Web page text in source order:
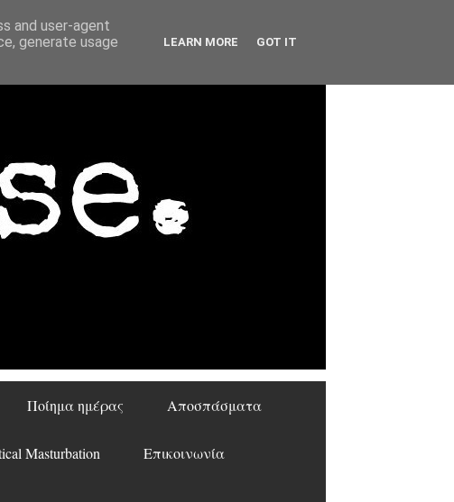
Ποίημα ημέρας Αποσπάσματα
Masturbation Επικοινωνία
and user-agent
generate usage
LEARN MORE GOT IT